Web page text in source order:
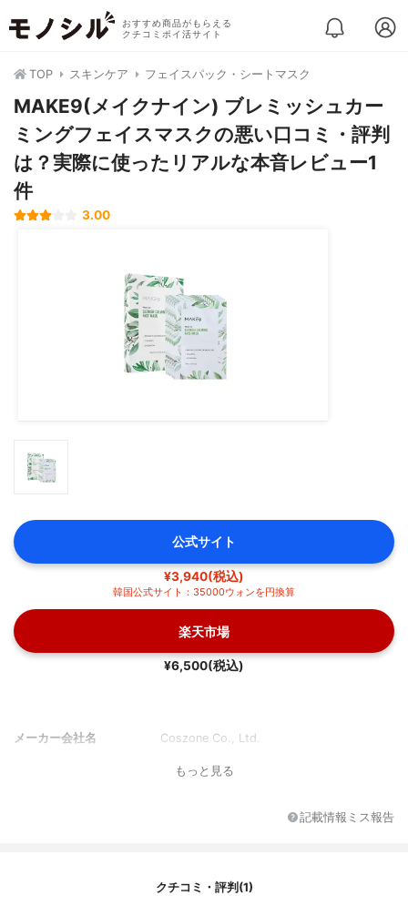
おすすめ商品がもらえる
クチコミポイ活サイト
TOP スキンケア フェイスパック・シートマスク
MAKE9(メイクナイン) ブレミッシュカー
ミングフェイスマスクの悪い口コミ・評判
は？実際に使ったリアルな本音レビュー1
件
3.00
公式サイト
¥3,940(税込)
韓国公式サイト：35000ウォンを円換算
楽天市場
¥6,500(税込)
メーカー会社名 Coszone Co., Ltd.
もっと見る
記載情報ミス報告
クチコミ・評判(1)